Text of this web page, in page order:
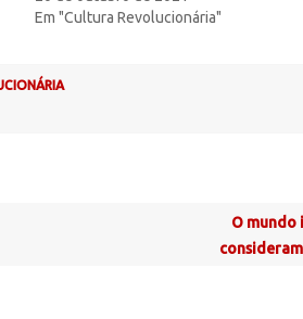
Em "Cultura Revolucionária"
O mundo